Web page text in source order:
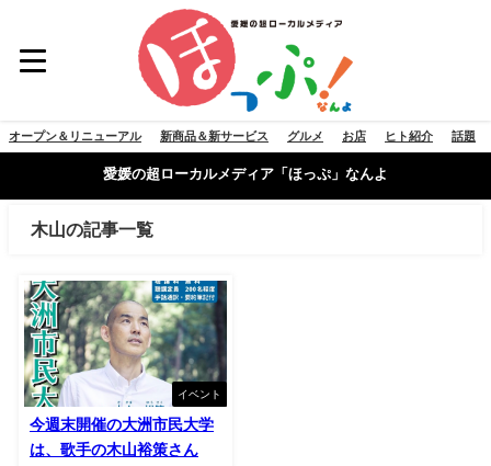
オープン＆リニューアル 新商品＆新サービス グルメ お店 ヒト紹介 話題
愛媛の超ローカルメディア「ほっぷ」なんよ
木山の記事一覧
イベント
今週末開催の大洲市民大学
は、歌手の木山裕策さん